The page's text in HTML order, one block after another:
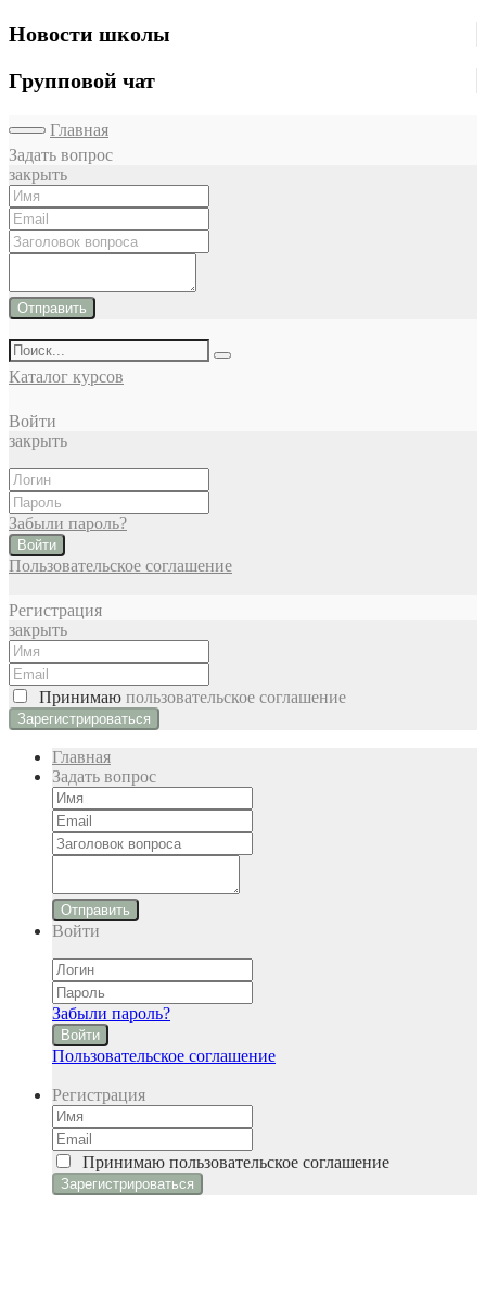
Новости школы
Групповой чат
Главная
Задать вопрос
закрыть
Отправить
Каталог курсов
Войти
закрыть
Забыли пароль?
Войти
Пользовательское соглашение
Регистрация
закрыть
Принимаю пользовательское соглашение
Главная
Задать вопрос
Отправить
Войти
Забыли пароль?
Войти
Пользовательское соглашение
Регистрация
Принимаю пользовательское соглашение